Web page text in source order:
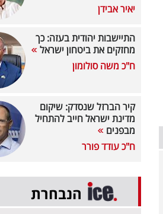
יאיר אבידן
התיישבות יהודית בעזה: כך
מחזקים את ביטחון ישראל
ח"כ משה סולומון
קיר הברזל שנסדק: שיקום
מדינת ישראל חייב להתחיל
מבפנים
ח"כ עודד פורר
הנבחרת